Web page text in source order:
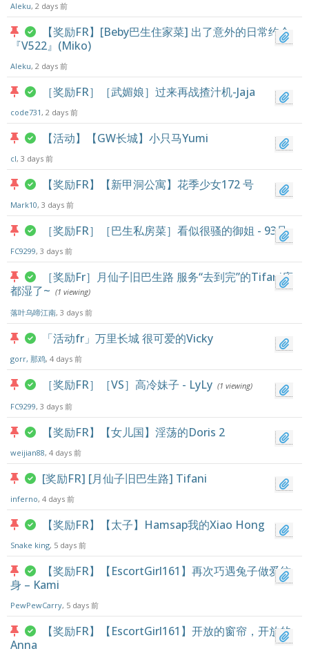
Aleku, 2 days 前
【奖励FR】[Beby巴生住家菜] 出了意外的日常约会
『V522』(Miko)
Aleku, 2 days 前
［奖励FR］［武媚娘］过来再战揸汁机-Jaja
code731, 2 days 前
【活动】【GW长城】小只马Yumi
cl, 3 days 前
【奖励FR】【新甲洞公寓】花季少女172 号
Mark10, 3 days 前
［奖励FR］［巴生私房菜］看似很骚的御姐 - 93号
FC9299, 3 days 前
［奖励Fr］月仙子旧巴生路 服务“去到完”的Tifani床
都湿了~ (1 viewing)
落叶乌啼江南, 3 days 前
「活动fr」万里长城 很可爱的Vicky
gorr, 那鸡, 4 days 前
［奖励FR］［VS］高冷妹子 - LyLy (1 viewing)
FC9299, 3 days 前
【奖励FR】【女儿国】淫荡的Doris 2
weijian88, 4 days 前
[奖励FR] [月仙子旧巴生路] Tifani
inferno, 4 days 前
【奖励FR】【太子】Hamsap我的Xiao Hong
Snake king, 5 days 前
【奖励FR】【EscortGirl161】再次巧遇兔子做爱纹
身 – Kami
PewPewCarry, 5 days 前
【奖励FR】【EscortGirl161】开放的窗帘，开放的
Anna